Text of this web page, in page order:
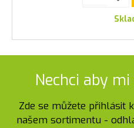
Nechci aby mi
Zde se můžete přihlásit
našem sortimentu -